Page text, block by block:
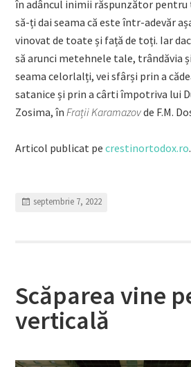
în adâncul inimii răspunzător
să-ți dai seama că este într-adevăr
vinovat de toate și față de toți. Iar
să arunci metehnele tale, trândăvia
seama celorlalți, vei sfârși prin a
satanice și prin a cârti împotriva lui
Zosima, înFrații Karamazovde F.M.
Articol publicat pecrestinortodox.ro.
septembrie 7, 2022
Scăparea vine
verticală